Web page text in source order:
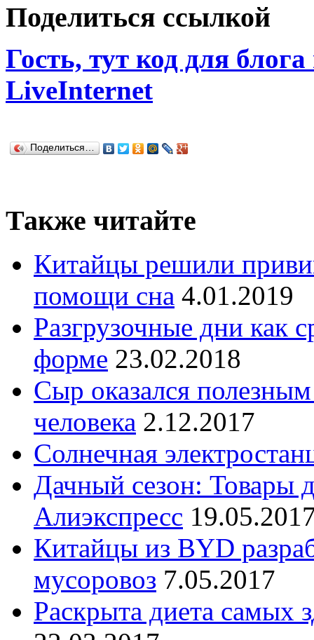
Поделиться ссылкой
Гость, тут код для
LiveInternet
Поделиться…
Также читайте
Китайцы решили
помощи сна 4.01.2019
Разгрузочные дни как
форме 23.02.2018
Сыр оказался
человека 2.12.2017
Солнечная
Дачный сезон: Товары
Алиэкспресс
Китайцы из BYD
мусоровоз 7.05.2017
Раскрыта диета самых